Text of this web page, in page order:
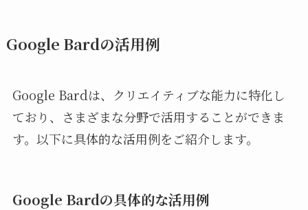
Google Bardの活用例
Google Bardは、クリエイティブな能力に特化し
ており、さまざまな分野で活用することができま
す。以下に具体的な活用例をご紹介します。
Google Bardの具体的な活用例